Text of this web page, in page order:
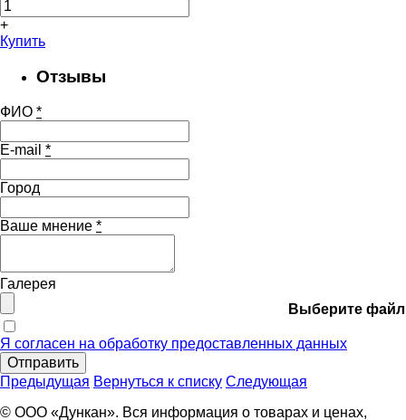
+
Купить
Отзывы
ФИО *
E-mail *
Город
Ваше мнение *
Галерея
Выберите файл
Я согласен на обработку предоставленных данных
Отправить
Предыдущая Вернуться к списку Следующая
© ООО «Дункан». Вся информация о товарах и ценах,